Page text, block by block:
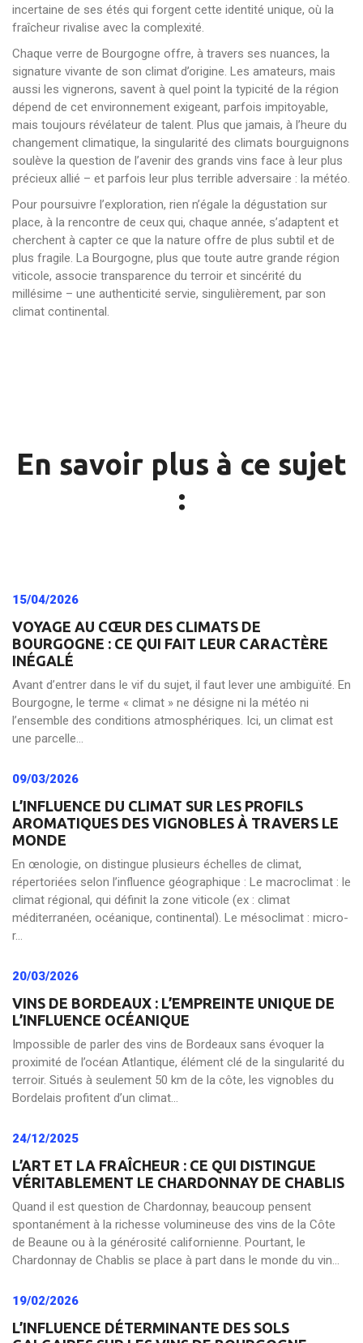
incertaine de ses étés qui forgent cette identité unique, où la
fraîcheur rivalise avec la complexité.
Chaque verre de Bourgogne offre, à travers ses nuances, la
signature vivante de son climat d’origine. Les amateurs, mais
aussi les vignerons, savent à quel point la typicité de la région
dépend de cet environnement exigeant, parfois impitoyable,
mais toujours révélateur de talent. Plus que jamais, à l’heure du
changement climatique, la singularité des climats bourguignons
soulève la question de l’avenir des grands vins face à leur plus
précieux allié – et parfois leur plus terrible adversaire : la météo.
Pour poursuivre l’exploration, rien n’égale la dégustation sur
place, à la rencontre de ceux qui, chaque année, s’adaptent et
cherchent à capter ce que la nature offre de plus subtil et de
plus fragile. La Bourgogne, plus que toute autre grande région
viticole, associe transparence du terroir et sincérité du
millésime – une authenticité servie, singulièrement, par son
climat continental.
En savoir plus à ce sujet
:
15/04/2026
VOYAGE AU CŒUR DES CLIMATS DE
BOURGOGNE : CE QUI FAIT LEUR CARACTÈRE
INÉGALÉ
Avant d’entrer dans le vif du sujet, il faut lever une ambiguïté. En
Bourgogne, le terme « climat » ne désigne ni la météo ni
l’ensemble des conditions atmosphériques. Ici, un climat est
une parcelle...
09/03/2026
L’INFLUENCE DU CLIMAT SUR LES PROFILS
AROMATIQUES DES VIGNOBLES À TRAVERS LE
MONDE
En œnologie, on distingue plusieurs échelles de climat,
répertoriées selon l’influence géographique : Le macroclimat : le
climat régional, qui définit la zone viticole (ex : climat
méditerranéen, océanique, continental). Le mésoclimat : micro-
r...
20/03/2026
VINS DE BORDEAUX : L’EMPREINTE UNIQUE DE
L’INFLUENCE OCÉANIQUE
Impossible de parler des vins de Bordeaux sans évoquer la
proximité de l’océan Atlantique, élément clé de la singularité du
terroir. Situés à seulement 50 km de la côte, les vignobles du
Bordelais profitent d’un climat...
24/12/2025
L’ART ET LA FRAÎCHEUR : CE QUI DISTINGUE
VÉRITABLEMENT LE CHARDONNAY DE CHABLIS
Quand il est question de Chardonnay, beaucoup pensent
spontanément à la richesse volumineuse des vins de la Côte
de Beaune ou à la générosité californienne. Pourtant, le
Chardonnay de Chablis se place à part dans le monde du vin...
19/02/2026
L’INFLUENCE DÉTERMINANTE DES SOLS